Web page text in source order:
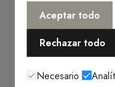
Aceptar todo
Rechazar todo
Necesario